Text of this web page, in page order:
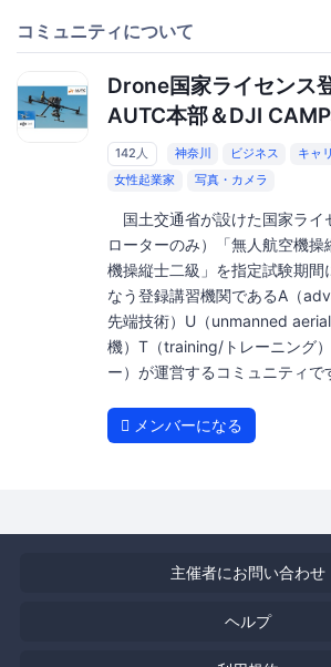
コミュニティについて
Drone国家ライセンス
AUTC本部＆DJI
142人 神奈川 ビジネス キャ
女性起業家
写真・カメラ
国土交通省が設けた国家ライ
ローターのみ）「無人航空機
機操縦士二級」を指定試験期間
なう登録講習機関であるA（
先端技術）U（unmanned
機）T（training/トレーニング
ー）が運営するコミュニティで
メンバーになる
主催者にお問い合わせ
ヘルプ